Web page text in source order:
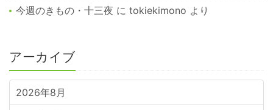
今週のきもの・十三夜 にtokiekimono より
アーカイブ
2026年8月